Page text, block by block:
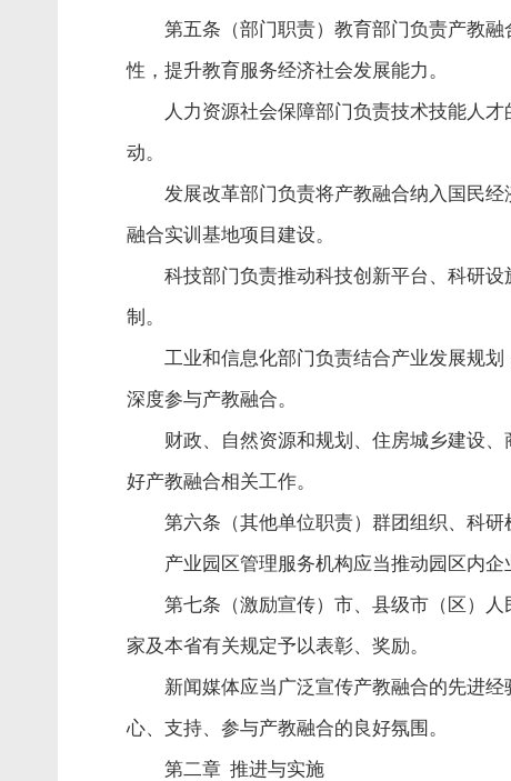
第五条（部门职责）教育部门负责产教
性，提升教育服务经济社会发展能力。
人力资源社会保障部门负责技术技能人
动。
发展改革部门负责将产教融合纳入国民
融合实训基地项目建设。
科技部门负责推动科技创新平台、科研
制。
工业和信息化部门负责结合产业发展规
深度参与产教融合。
财政、自然资源和规划、住房城乡建设
好产教融合相关工作。
第六条（其他单位职责）群团组织、科
产业园区管理服务机构应当推动园区内
第七条（激励宣传）市、县级市（区）
家及本省有关规定予以表彰、奖励。
新闻媒体应当广泛宣传产教融合的先进
心、支持、参与产教融合的良好氛围。
第二章 推进与实施